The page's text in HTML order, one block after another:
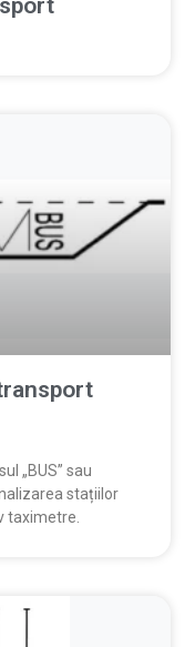
„BUS” sau
stațiilor
taximetre.